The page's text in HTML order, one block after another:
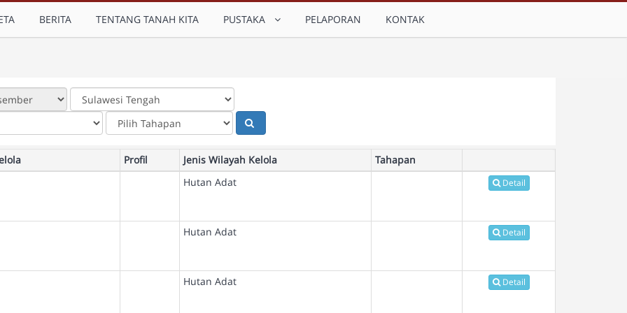
BERITA TENTANG TANAH KITA PUSTAKA PELAPORAN KONTAK
Profil Jenis Wilayah Kelola
Tahapan
Hutan Adat
Detail
Hutan Adat Detail
Hutan Adat Detail